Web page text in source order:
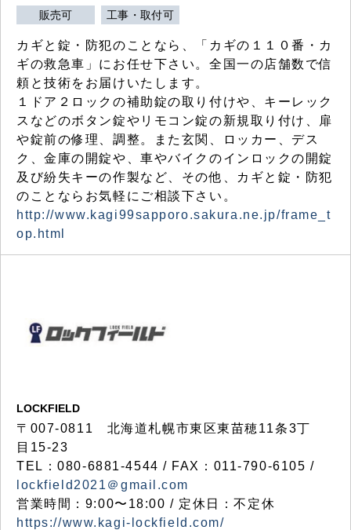
販売可 工事・取付可
カギと錠・防犯のことなら、「カギの１１０番・カ
ギの救急車」にお任せ下さい。全国一の店舗数で信
頼と技術をお届けいたします。
１ドア２ロックの補助錠の取り付けや、キーレック
スなどのボタン錠やリモコン錠の新規取り付け、扉
や錠前の修理、調整。また玄関、ロッカー、デス
ク、金庫の開錠や、車やバイクのインロックの開錠
及び紛失キーの作製など、その他、カギと錠・防犯
のことならお気軽にご相談下さい。
http://www.kagi99sapporo.sakura.ne.jp/frame_t
op.html
LOCKFIELD
〒007-0811 北海道札幌市東区東苗穂11条3丁
目15-23
TEL：080-6881-4544 / FAX：011-790-6105 /
lockfield2021＠gmail.com
営業時間：9:00〜18:00 / 定休日：不定休
https://www.kagi-lockfield.com/